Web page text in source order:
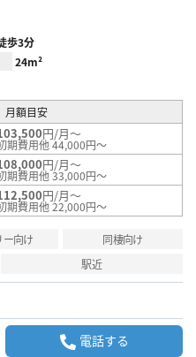
歩3分
24m²
月額目安
円/月～
期費用他 44,000円～
円/月～
期費用他 33,000円～
円/月～
期費用他 22,000円～
ー向け
同棲向け
駅近
電話する